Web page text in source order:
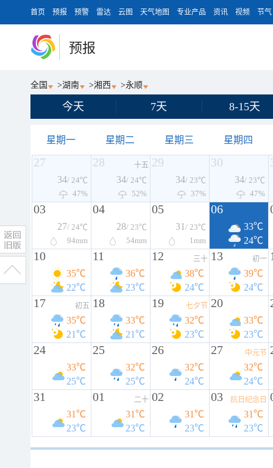
首页 预报 预警 雷达 云图 天气地图 专业产品 资讯 视频 节气
预报
全国 >湖南 >湘西 >永顺
今天 7天 8-15天
星期一 星期二 星期三 星期四
27
34/ 24℃
47%
28 十五
34/ 24℃
52%
29
34/ 23℃
37%
30
34/ 23℃
47%
03
27/ 24℃
94mm
04
28/ 23℃
54mm
05
31 / 23℃
1mm
06
33℃
24℃
10
35℃
22℃
11
36℃
23℃
12 三十
38℃
24℃
13 初一
39℃
24℃
17 初五
35℃
21℃
18
33℃
21℃
19 七夕节
32℃
23℃
20
33℃
23℃
24
33℃
25℃
25
32℃
25℃
26
32℃
24℃
27 中元节
32℃
24℃
31
31℃
23℃
01 二十
31℃
23℃
02
31℃
23℃
03 抗日纪念日
31℃
23℃